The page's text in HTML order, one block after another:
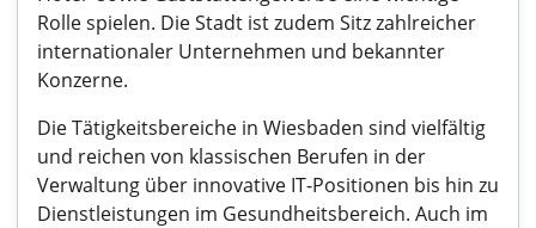
Rolle spielen. Die Stadt ist zudem Sitz zahlreicher
internationaler Unternehmen und bekannter
Konzerne.
Die Tätigkeitsbereiche in Wiesbaden sind vielfältig
und reichen von klassischen Berufen in der
Verwaltung über innovative IT-Positionen bis hin zu
Dienstleistungen im Gesundheitsbereich. Auch im